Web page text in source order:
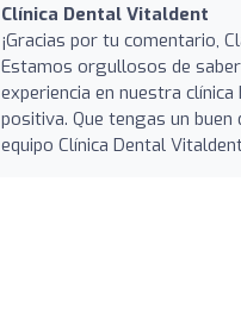
Clínica Dental Vitaldent
¡Gracias por tu comentario,
Estamos orgullosos de
experiencia en nuestra clínica
positiva. Que tengas un buen
equipo Clínica Dental